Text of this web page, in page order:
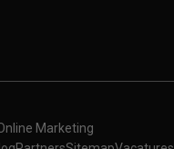
Marketing